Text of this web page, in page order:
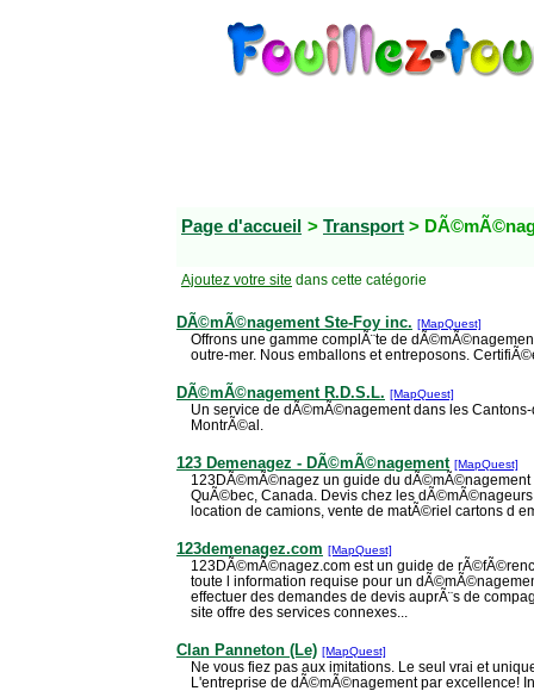
Page d'accueil > Transport >
Ajoutez votre site dans cette catégorie
DÃ©mÃ©nagement Ste-Foy inc. [MapQuest]
Offrons une gamme complÃ¨te de
outre-mer. Nous emballons et entreposons.
DÃ©mÃ©nagement R.D.S.L. [MapQuest]
Un service de dÃ©mÃ©nagement dans les
MontrÃ©al.
123 Demenagez - DÃ©mÃ©nagement [MapQuest]
123DÃ©mÃ©nagez un guide du
QuÃ©bec, Canada. Devis chez les
location de camions, vente de matÃ©riel cartons d
123demenagez.com [MapQuest]
123DÃ©mÃ©nagez.com est un guide de
toute l information requise pour un
effectuer des demandes de devis auprÃ¨s de
site offre des services connexes...
Clan Panneton (Le) [MapQuest]
Ne vous fiez pas aux imitations. Le seul vrai et
L'entreprise de dÃ©mÃ©nagement par excellence!